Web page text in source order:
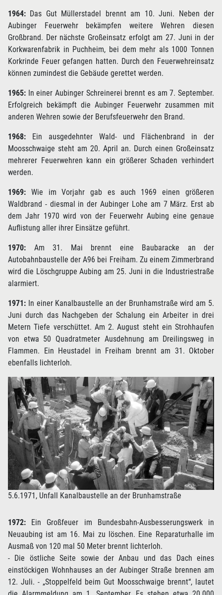
1964: Das Gut Müllerstadel brennt am 10. Juni. Neben der
Aubinger Feuerwehr bekämpfen weitere Wehren diesen
Großbrand. Der nächste Großeinsatz erfolgt am 27. Juni in der
Korkwarenfabrik in Puchheim, bei dem mehr als 1000 Tonnen
Korkrinde Feuer gefangen hatten. Durch den Feuerwehreinsatz
können zumindest die Gebäude gerettet werden.
1965: In einer Aubinger Schreinerei brennt es am 7. September.
Erfolgreich bekämpft die Aubinger Feuerwehr zusammen mit
anderen Wehren sowie der Berufsfeuerwehr den Brand.
1968: Ein ausgedehnter Wald- und Flächenbrand in der
Moosschwaige steht am 20. April an. Durch einen Großeinsatz
mehrerer Feuerwehren kann ein größerer Schaden verhindert
werden.
1969: Wie im Vorjahr gab es auch 1969 einen größeren
Waldbrand - diesmal in der Aubinger Lohe am 7 März. Erst ab
dem Jahr 1970 wird von der Feuerwehr Aubing eine genaue
Auflistung aller ihrer Einsätze geführt.
1970: Am 31. Mai brennt eine Baubaracke an der
Autobahnbaustelle der A96 bei Freiham. Zu einem Zimmerbrand
wird die Löschgruppe Aubing am 25. Juni in die Industriestraße
alarmiert.
1971: In einer Kanalbaustelle an der Brunhamstraße wird am 5.
Juni durch das Nachgeben der Schalung ein Arbeiter in drei
Metern Tiefe verschüttet. Am 2. August steht ein Strohhaufen
von etwa 50 Quadratmeter Ausdehnung am Dreilingsweg in
Flammen. Ein Heustadel in Freiham brennt am 31. Oktober
ebenfalls lichterloh.
5.6.1971, Unfall Kanalbaustelle an der Brunhamstraße
1972: Ein Großfeuer im Bundesbahn-Ausbesserungswerk in
Neuaubing ist am 16. Mai zu löschen. Eine Reparaturhalle im
Ausmaß von 120 mal 50 Meter brennt lichterloh.
- Die östliche Seite sowie der Anbau und das Dach eines
einstöckigen Wohnhauses an der Aubinger Straße brennen am
12. Juli. - „Stoppelfeld beim Gut Moosschwaige brennt“, lautet